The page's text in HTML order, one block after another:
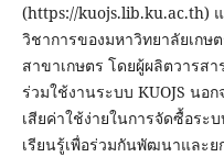
(https://kuojs.lib.ku.ac.th)
วิชาการของมหาวิทยาลัยเกษ
สาขาเกษตร โดยผู้ผลิตวารส
ร่วมใช้งานระบบ KUOJS นอ
เสียค่าใช้ง่ายในการจัดซื้อระ
เรียนรู้เพื่อร่วมกันพัฒนาและ